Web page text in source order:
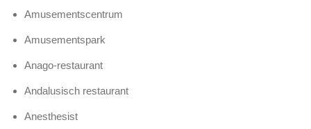
Amusementscentrum
Amusementspark
Anago-restaurant
Andalusisch restaurant
Anesthesist